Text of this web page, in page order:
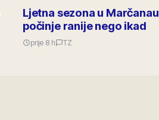
Ljetna sezona u Marčanau
počinje ranije nego ikad
prije 8 h TZ